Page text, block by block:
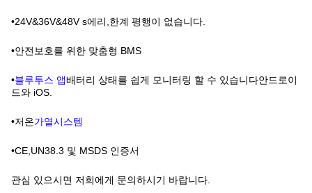
•24V&36V&48V s에리, 한계 평행이 없습니다.
•안전보호를 위한 맞춤형 BMS
•블루투스 앱배터리 상태를 쉽게 모니터링 할 수 있습니다안드로이
드와 iOS
•저온가열시스템
•CE,UN38.3 및 MSDS 인증서
관심 있으시면 저희에게 문의하시기 바랍니다.